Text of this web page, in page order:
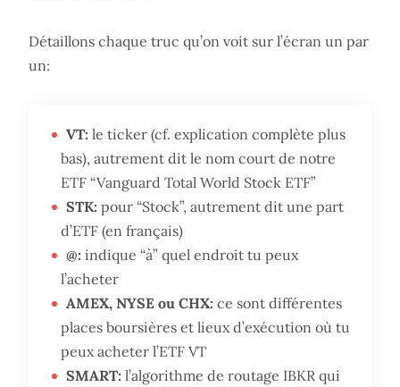
Détaillons chaque truc qu’on voit sur l’écran un par
un:
VT: le ticker (cf. explication complète plus
bas), autrement dit le nom court de notre
ETF “Vanguard Total World Stock ETF”
STK: pour “Stock”, autrement dit une part
d’ETF (en français)
@: indique “à” quel endroit tu peux
l’acheter
AMEX, NYSE ou CHX: ce sont différentes
places boursières et lieux d’exécution où tu
peux acheter l’ETF VT
SMART: l’algorithme de routage IBKR qui